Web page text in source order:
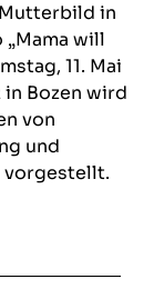
in
will
11. Mai
in Bozen wird
von
und
vorgestellt.